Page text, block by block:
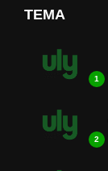
ТЕМА
1
2